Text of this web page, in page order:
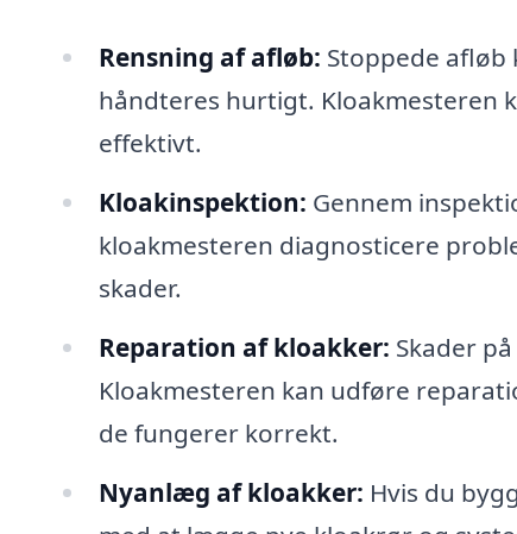
Rensning af afløb: Stoppede afløb
håndteres hurtigt. Kloakmesteren
effektivt.
Kloakinspektion: Gennem
kloakmesteren diagnosticere
skader.
Reparation af kloakker: Skader
Kloakmesteren kan udføre
de fungerer korrekt.
Nyanlæg af kloakker: Hvis du